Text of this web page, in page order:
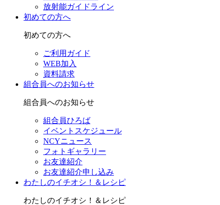
放射能ガイドライン
初めての方へ
初めての方へ
ご利用ガイド
WEB加入
資料請求
組合員へのお知らせ
組合員へのお知らせ
組合員ひろば
イベントスケジュール
NCYニュース
フォトギャラリー
お友達紹介
お友達紹介申し込み
わたしのイチオシ！＆レシピ
わたしのイチオシ！＆レシピ